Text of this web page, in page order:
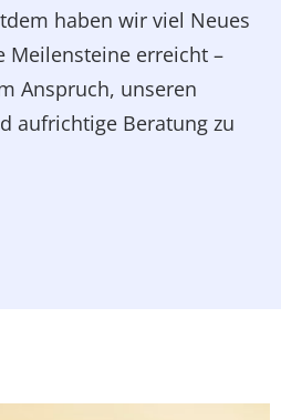
haben wir viel Neues
Meilensteine erreicht –
Anspruch, unseren
aufrichtige Beratung zu